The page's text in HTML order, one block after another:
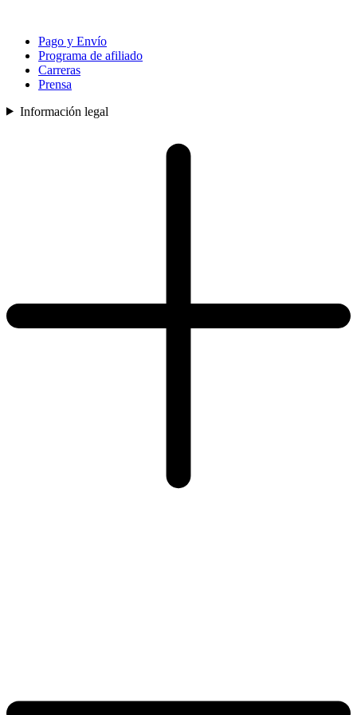
Pago y Envío
Programa de afiliado
Carreras
Prensa
Información legal